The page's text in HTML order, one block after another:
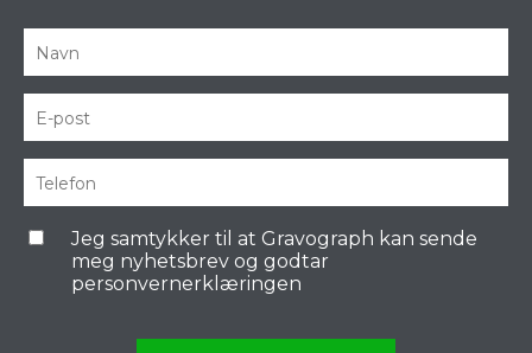
Jeg samtykker til at Gravograph kan sende
meg nyhetsbrev og godtar
personvernerklæringen